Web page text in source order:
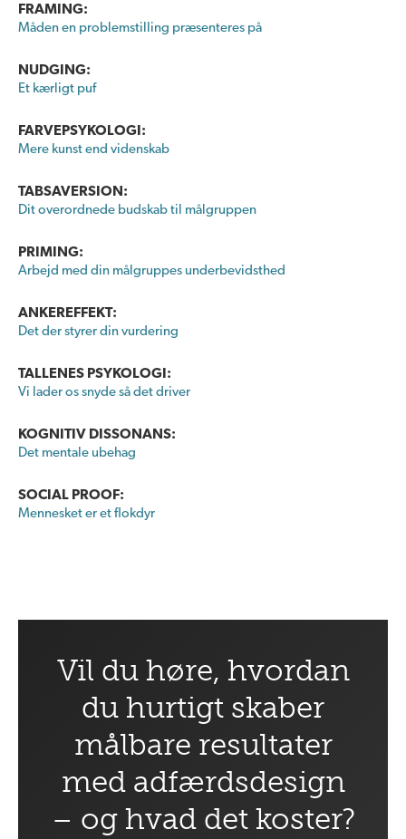
FRAMING:
Måden en problemstilling præsenteres på
NUDGING:
Et kærligt puf
FARVEPSYKOLOGI:
Mere kunst end videnskab
TABSAVERSION:
Dit overordnede budskab til målgruppen
PRIMING:
Arbejd med din målgruppes underbevidsthed
ANKEREFFEKT:
Det der styrer din vurdering
TALLENES PSYKOLOGI:
Vi lader os snyde så det driver
KOGNITIV DISSONANS:
Det mentale ubehag
SOCIAL PROOF:
Mennesket er et flokdyr
Vil du høre, hvordan
du hurtigt skaber
målbare resultater
med adfærdsdesign
– og hvad det koster?